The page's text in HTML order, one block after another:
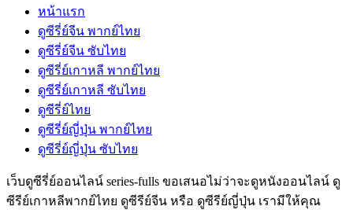
หน้าแรก
ดูซีรี่ย์จีน พากย์ไทย
ดูซีรี่ย์จีน ซับไทย
ดูซีรี่ย์เกาหลี พากย์ไทย
ดูซีรี่ย์เกาหลี ซับไทย
ดูซีรี่ย์ไทย
ดูซีรี่ย์ญี่ปุ่น พากย์ไทย
ดูซีรี่ย์ญี่ปุ่น ซับไทย
เว็บดูซีรี่ย์ออนไลน์ series-fulls ขอเสนอไม่ว่าจะดูหนังออนไลน์ ดู
ซีรีย์เกาหลีพากย์ไทย ดูซีรีย์จีน หรือ ดูซีรีย์ญี่ปุ่น เรามีให้คุณ